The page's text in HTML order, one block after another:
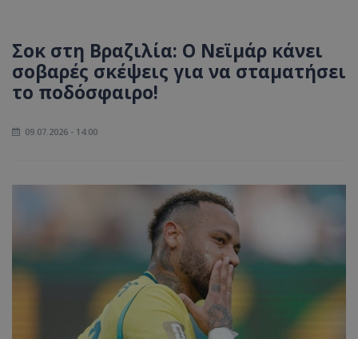
Σοκ στη Βραζιλία: Ο Νεϊμάρ κάνει
σοβαρές σκέψεις για να σταματήσει
το ποδόσφαιρο!
09.07.2026 - 14:00